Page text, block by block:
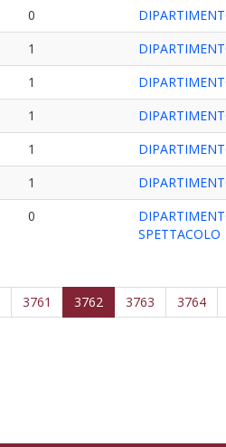
0
1
1
1
1
1
0
SPETTACOLO
3761 3762 3763 3764